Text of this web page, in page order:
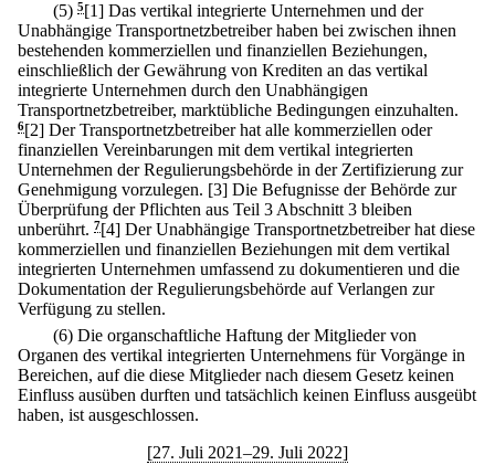
(5) 5 [1] Das vertikal integrierte Unternehmen und der
Unabhängige Transportnetzbetreiber haben bei zwischen ihnen
bestehenden kommerziellen und finanziellen Beziehungen,
einschließlich der Gewährung von Krediten an das vertikal
integrierte Unternehmen durch den Unabhängigen
Transportnetzbetreiber, marktübliche Bedingungen einzuhalten.
6[2] Der Transportnetzbetreiber hat alle kommerziellen oder
finanziellen Vereinbarungen mit dem vertikal integrierten
Unternehmen der Regulierungsbehörde in der Zertifizierung zur
Genehmigung vorzulegen. [3] Die Befugnisse der Behörde zur
Überprüfung der Pflichten aus Teil 3 Abschnitt 3 bleiben
unberührt. 7 [4] Der Unabhängige Transportnetzbetreiber hat diese
kommerziellen und finanziellen Beziehungen mit dem vertikal
integrierten Unternehmen umfassend zu dokumentieren und die
Dokumentation der Regulierungsbehörde auf Verlangen zur
Verfügung zu stellen.
(6) Die organschaftliche Haftung der Mitglieder von
Organen des vertikal integrierten Unternehmens für Vorgänge in
Bereichen, auf die diese Mitglieder nach diesem Gesetz keinen
Einfluss ausüben durften und tatsächlich keinen Einfluss ausgeübt
haben, ist ausgeschlossen.
[27. Juli 2021–29. Juli 2022]